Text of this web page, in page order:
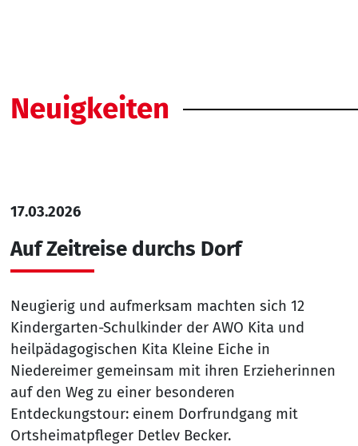
Neuigkeiten
17.03.2026
Auf Zeitreise durchs Dorf
Neugierig und aufmerksam machten sich 12
Kindergarten-Schulkinder der AWO Kita und
heilpädagogischen Kita Kleine Eiche in
Niedereimer gemeinsam mit ihren Erzieherinnen
auf den Weg zu einer besonderen
Entdeckungstour: einem Dorfrundgang mit
Ortsheimatpfleger Detlev Becker.